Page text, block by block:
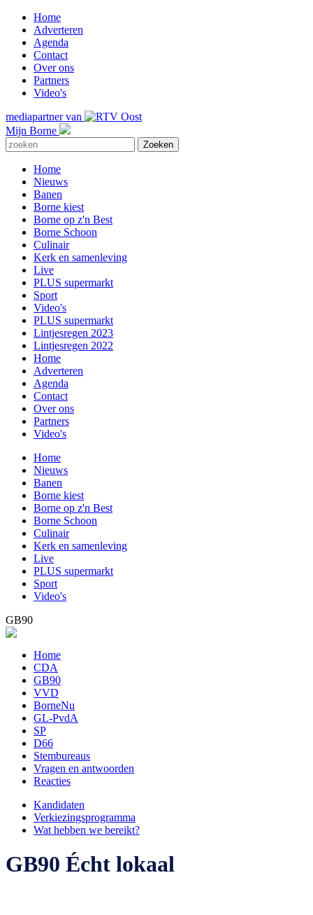
Home
Adverteren
Agenda
Contact
Over ons
Partners
Video's
mediapartner van
Mijn Borne
Home
Nieuws
Banen
Borne kiest
Borne op z'n Best
Borne Schoon
Culinair
Kerk en samenleving
Live
PLUS supermarkt
Sport
Video's
PLUS supermarkt
Lintjesregen 2023
Lintjesregen 2022
Home
Adverteren
Agenda
Contact
Over ons
Partners
Video's
Home
Nieuws
Banen
Borne kiest
Borne op z'n Best
Borne Schoon
Culinair
Kerk en samenleving
Live
PLUS supermarkt
Sport
Video's
GB90
Home
CDA
GB90
VVD
BorneNu
GL-PvdA
SP
D66
Stembureaus
Vragen en antwoorden
Reacties
Kandidaten
Verkiezingsprogramma
Wat hebben we bereikt?
GB90 Écht lokaal